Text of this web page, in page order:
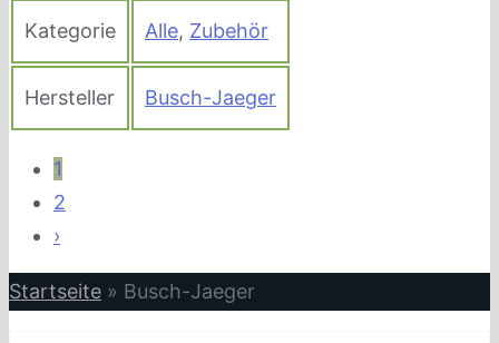
Kategorie Alle, Zubehör
Hersteller Busch-Jaeger
1
2
›
Startseite » Busch-Jaeger